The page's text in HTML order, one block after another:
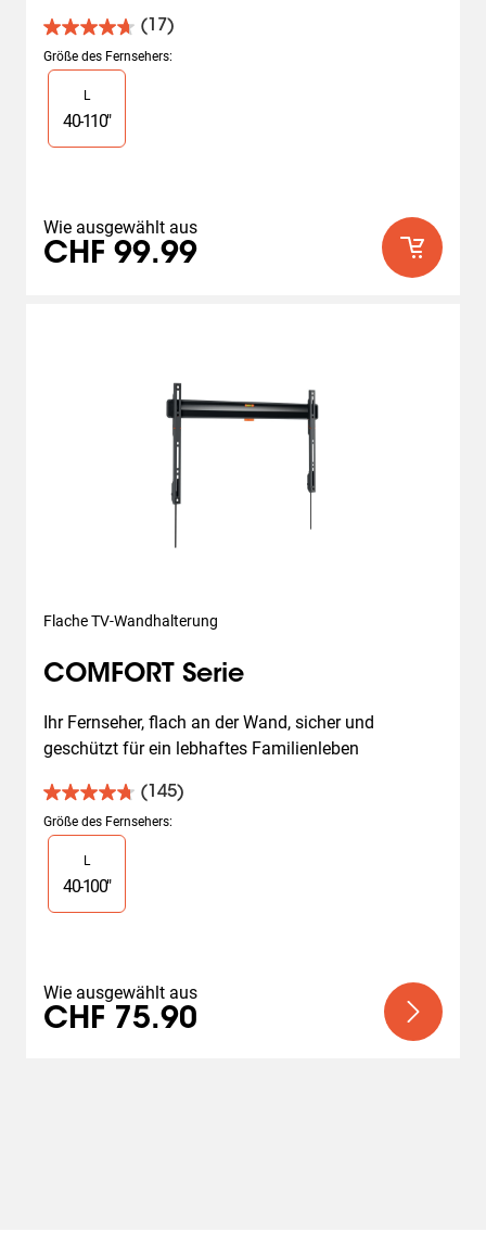
(17)
4.7
von
5
Sternen.
Bewertungen
Größe des Fernsehers:
Slide 1 of 1
L
40-110"
Wie ausgewählt aus
CHF 99.99
Flache TV-Wandhalterung
COMFORT Serie
Ihr Fernseher, flach an der Wand, sicher und
geschützt für ein lebhaftes Familienleben
(145)
4.7
von
5
Sternen.
145
Bewertungen
Größe des Fernsehers:
Slide 1 of 1
L
40-100"
Wie ausgewählt aus
CHF 75.90